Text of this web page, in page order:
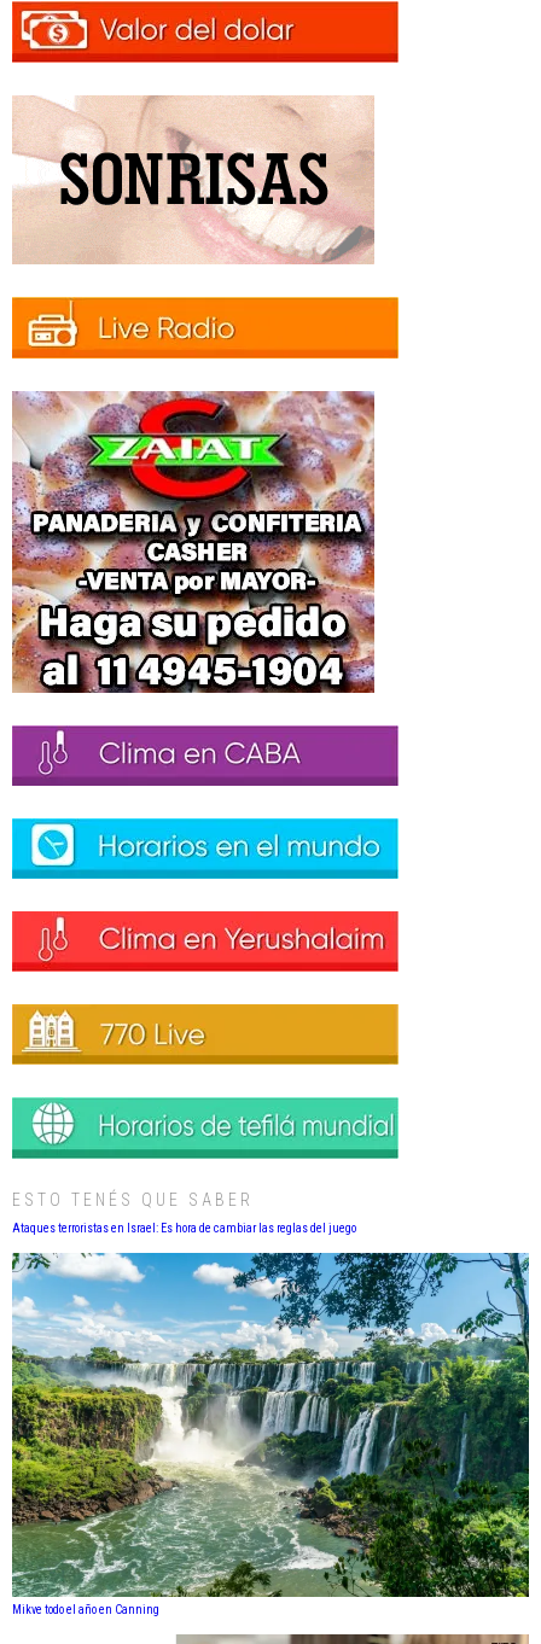
ESTO TENÉS QUE SABER
Ataques terroristas en Israel: Es hora de cambiar las reglas del juego
Mikve todo el año en Canning